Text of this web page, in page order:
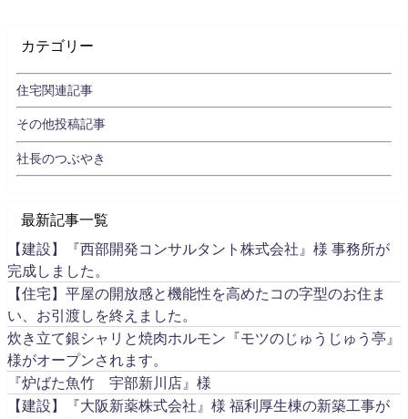
カテゴリー
住宅関連記事
その他投稿記事
社長のつぶやき
最新記事一覧
【建設】『西部開発コンサルタント株式会社』様 事務所が
完成しました。
【住宅】平屋の開放感と機能性を高めたコの字型のお住ま
い、お引渡しを終えました。
炊き立て銀シャリと焼肉ホルモン『モツのじゅうじゅう亭』
様がオープンされます。
『炉ばた魚竹 宇部新川店』様
【建設】『大阪新薬株式会社』様 福利厚生棟の新築工事が